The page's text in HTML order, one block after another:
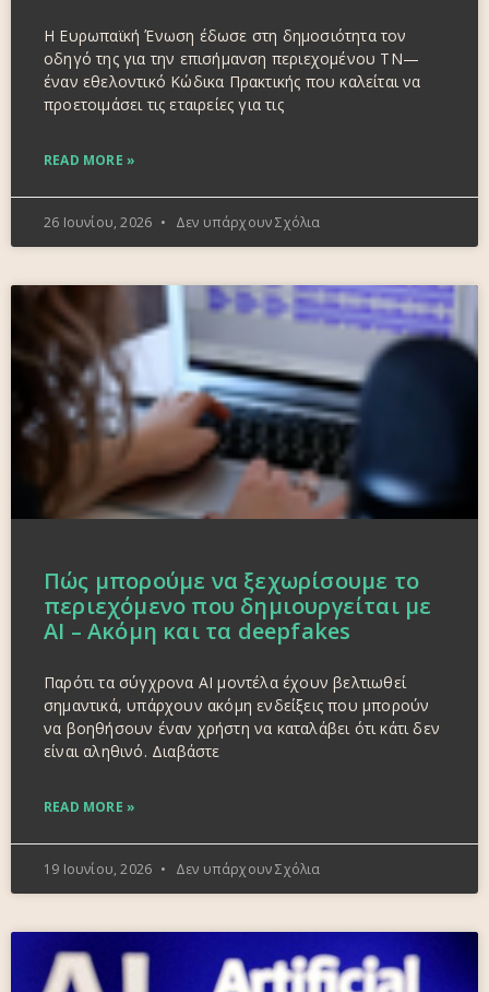
Η Ευρωπαϊκή Ένωση έδωσε στη δημοσιότητα τον
οδηγό της για την επισήμανση περιεχομένου ΤΝ—
έναν εθελοντικό Κώδικα Πρακτικής που καλείται να
προετοιμάσει τις εταιρείες για τις
READ MORE »
26 Ιουνίου, 2026 Δεν υπάρχουν Σχόλια
Πώς μπορούμε να ξεχωρίσουμε το
περιεχόμενο που δημιουργείται με
AI – Ακόμη και τα deepfakes
Παρότι τα σύγχρονα AI μοντέλα έχουν βελτιωθεί
σημαντικά, υπάρχουν ακόμη ενδείξεις που μπορούν
να βοηθήσουν έναν χρήστη να καταλάβει ότι κάτι δεν
είναι αληθινό. Διαβάστε
READ MORE »
19 Ιουνίου, 2026 Δεν υπάρχουν Σχόλια